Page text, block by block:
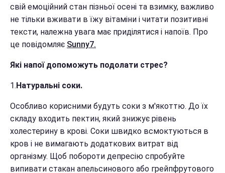
свій емоційний стан пізньої осені та взимку, важливо
не тільки вживати в їжу вітаміни і читати позитивні
тексти, належна увага має приділятися і напоїв. Про
це повідомляє Sunny7.
Які напої допоможуть подолати стрес?
1. Натуральні соки.
Особливо корисними будуть соки з м'якоттю. До їх
складу входить пектин, який знижує рівень
холестерину в крові. Соки швидко всмоктуються в
кров і не вимагають додаткових витрат від
організму. Щоб побороти депресію спробуйте
випивати стакан апельсинового або грейпфрутового